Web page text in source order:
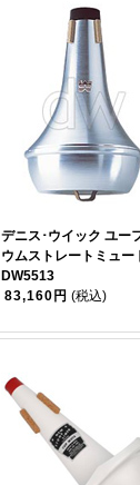
デニス･ウイック ユー
ウムストレートミュー
DW5513
83,160円 (税込)